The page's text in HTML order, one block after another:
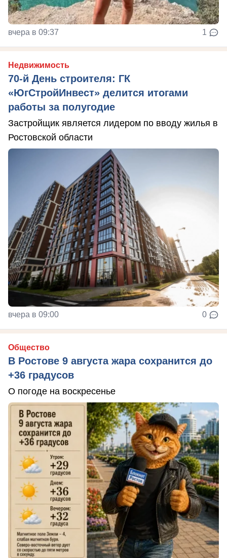
вчера в 09:37 1
Недвижимость
70-й День строителя: ГК
«ЮгСтройИнвест» делится итогами
работы за полугодие
Застройщик является лидером по вводу жилья в
Ростовской области
вчера в 09:00 0
Общество
В Ростове 9 августа жара сохранится до
+36 градусов
О погоде на воскресенье